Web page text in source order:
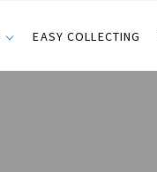
EASY COLLECTING